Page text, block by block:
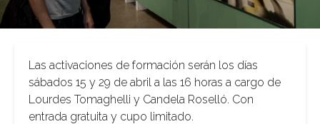
Las activaciones de formación serán los días
sábados 15 y 29 de abril a las 16 horas a cargo de
Lourdes Tomaghelli y Candela Roselló. Con
entrada gratuita y cupo limitado.